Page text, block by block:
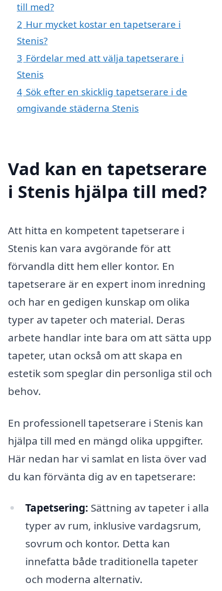
till med?
2 Hur mycket kostar en tapetserare i
Stenis?
3 Fördelar med att välja tapetserare i
Stenis
4 Sök efter en skicklig tapetserare i de
omgivande städerna Stenis
Vad kan en tapetserare
i Stenis hjälpa till med?
Att hitta en kompetent tapetserare i
Stenis kan vara avgörande för att
förvandla ditt hem eller kontor. En
tapetserare är en expert inom inredning
och har en gedigen kunskap om olika
typer av tapeter och material. Deras
arbete handlar inte bara om att sätta upp
tapeter, utan också om att skapa en
estetik som speglar din personliga stil och
behov.
En professionell tapetserare i Stenis kan
hjälpa till med en mängd olika uppgifter.
Här nedan har vi samlat en lista över vad
du kan förvänta dig av en tapetserare:
Tapetsering: Sättning av tapeter i alla
typer av rum, inklusive vardagsrum,
sovrum och kontor. Detta kan
innefatta både traditionella tapeter
och moderna alternativ.